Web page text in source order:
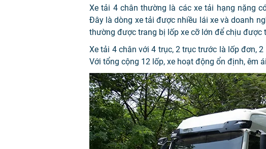
Xe tải 4 chân thường là các xe tải hạng nặng
Đây là dòng xe tải được nhiều lái xe và doanh
thường được trang bị lốp xe cỡ lớn để chịu được
Xe tải 4 chân với 4 trục, 2 trục trước là lốp đơn,
Với tổng cộng 12 lốp, xe hoạt động ổn định, êm